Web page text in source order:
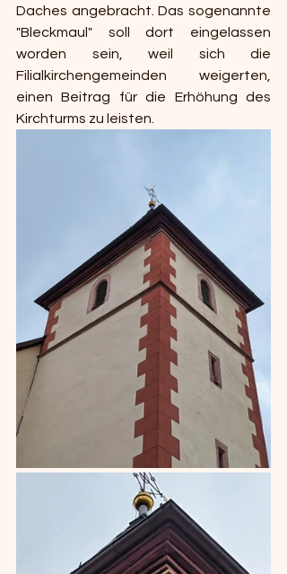
Daches angebracht. Das sogenannte
"Bleckmaul" soll dort eingelassen
worden sein, weil sich die
Filialkirchengemeinden weigerten,
einen Beitrag für die Erhöhung des
Kirchturms zu leisten.